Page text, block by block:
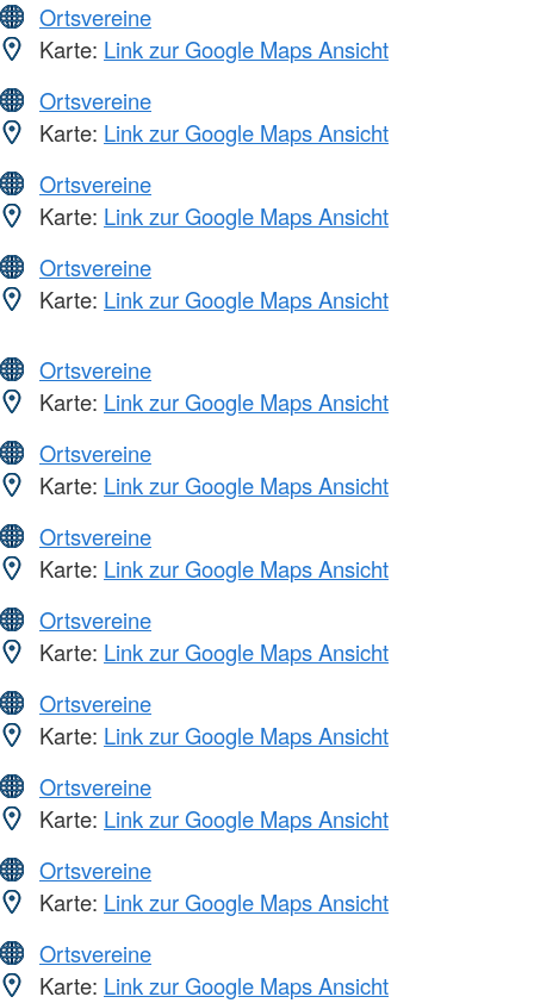
Ortsvereine
Karte: Link zur Google Maps Ansicht
Ortsvereine
Karte: Link zur Google Maps Ansicht
Ortsvereine
Karte: Link zur Google Maps Ansicht
Ortsvereine
Karte: Link zur Google Maps Ansicht
Ortsvereine
Karte: Link zur Google Maps Ansicht
Ortsvereine
Karte: Link zur Google Maps Ansicht
Ortsvereine
Karte: Link zur Google Maps Ansicht
Ortsvereine
Karte: Link zur Google Maps Ansicht
Ortsvereine
Karte: Link zur Google Maps Ansicht
Ortsvereine
Karte: Link zur Google Maps Ansicht
Ortsvereine
Karte: Link zur Google Maps Ansicht
Ortsvereine
Karte: Link zur Google Maps Ansicht